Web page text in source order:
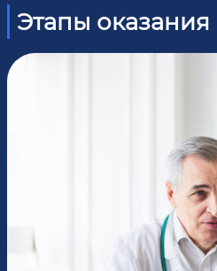
Этапы оказания